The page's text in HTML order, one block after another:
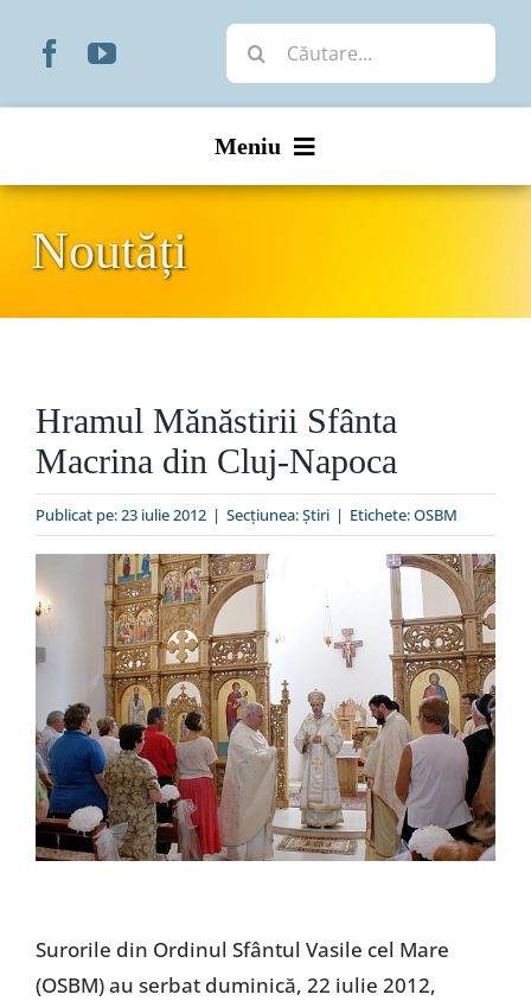
Cautare...
Meniu
Organizare
Liturgic
Special
Noutăți
Hramul Mănăstirii Sfânta
Macrina din Cluj-Napoca
Publicat pe: 23 iulie 2012 | Secțiunea:Ştiri | Etichete:OSBM
Surorile din Ordinul Sfântul Vasile cel Mare
(OSBM) au serbat duminică, 22 iulie 2012,